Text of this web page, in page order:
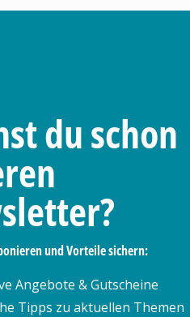
du schon
und Vorteile sichern:
Angebote & Gutscheine
Tipps zu aktuellen Themen